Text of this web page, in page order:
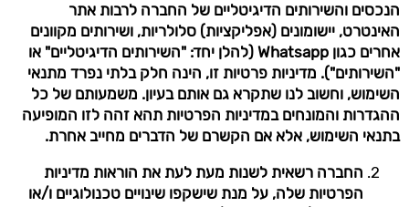
הנכסים והשירותים הדיגיטליים של החברה לרבות אתר
האינטרט, יישומונים (אפליקציות) סלולריות, ושירותים מקוונים
אחרים כגון Whatsapp (להלן יחד: "השירותים הדיגיטליים" או
"השירותים"). מדיניות פרטיות זו, הינה חלק בלתי נפרד מתנאי
השימוש, וחשוב לנו שתקרא גם אותם בעיון. משמעותם של כל
ההגדרות והמונחים במדיניות הפרטיות תהא זהה לזו המופיעה
בתנאי השימוש, אלא אם הקשרם של הדברים מחייב אחרת.
החברה רשאית לשנות מעת לעת את הוראות מדיניות
הפרטיות שלה, על מנת שישקפו שינויים טכנולוגיים ו/או